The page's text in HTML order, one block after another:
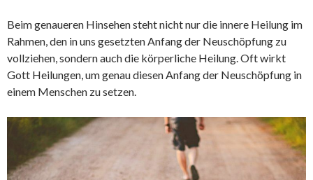
Beim genaueren Hinsehen steht nicht nur die innere Heilung im
Rahmen, den in uns gesetzten Anfang der Neuschöpfung zu
vollziehen, sondern auch die körperliche Heilung. Oft wirkt
Gott Heilungen, um genau diesen Anfang der Neuschöpfung in
einem Menschen zu setzen.